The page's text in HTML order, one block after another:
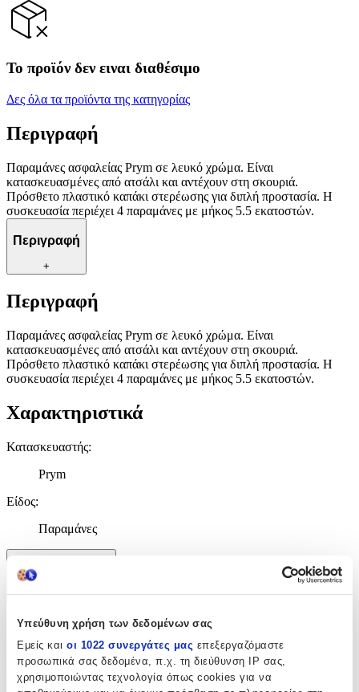
Υπεύθυνη χρήση των δεδομένων σας
Εμείς και οι 1022 συνεργάτες μας επεξεργαζόμαστε
προσωπικά σας δεδομένα, π.χ. τη διεύθυνση IP σας,
χρησιμοποιώντας τεχνολογία όπως cookies για να
Το προϊόν δεν ειναι διαθέσιμο
Δες όλα τα προϊόντα της κατηγορίας
Περιγραφή
Παραμάνες ασφαλείας Prym σε λευκό χρώμα. Είναι
κατασκευασμένες από ατσάλι και αντέχουν στη σκουριά.
Πρόσθετο πλαστικό καπάκι στερέωσης για διπλή προστασία. Η
συσκευασία περιέχει 4 παραμάνες με μήκος 5.5 εκατοστών.
Περιγραφή
+
Περιγραφή
Παραμάνες ασφαλείας Prym σε λευκό χρώμα. Είναι
κατασκευασμένες από ατσάλι και αντέχουν στη σκουριά.
Πρόσθετο πλαστικό καπάκι στερέωσης για διπλή προστασία. Η
συσκευασία περιέχει 4 παραμάνες με μήκος 5.5 εκατοστών.
Χαρακτηριστικά
Κατασκευαστής:
Prym
Είδος:
Παραμάνες
Χαρακτηριστικά
+
Χαρακτηριστικά
Κατασκευαστής: